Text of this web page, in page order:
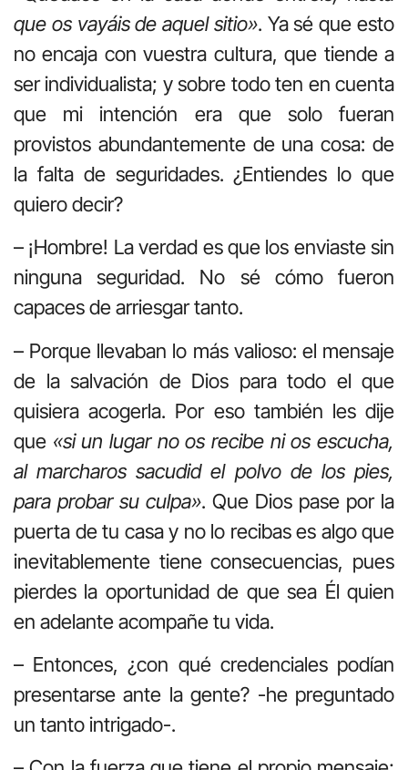
que os vayáis de aquel sitio». Ya sé que esto
no encaja con vuestra cultura, que tiende a
ser individualista; y sobre todo ten en cuenta
que mi intención era que solo fueran
provistos abundantemente de una cosa: de
la falta de seguridades. ¿Entiendes lo que
quiero decir?
– ¡Hombre! La verdad es que los enviaste sin
ninguna seguridad. No sé cómo fueron
capaces de arriesgar tanto.
– Porque llevaban lo más valioso: el mensaje
de la salvación de Dios para todo el que
quisiera acogerla. Por eso también les dije
que «si un lugar no os recibe ni os escucha,
al marcharos sacudid el polvo de los pies,
para probar su culpa». Que Dios pase por la
puerta de tu casa y no lo recibas es algo que
inevitablemente tiene consecuencias, pues
pierdes la oportunidad de que sea Él quien
en adelante acompañe tu vida.
– Entonces, ¿con qué credenciales podían
presentarse ante la gente? -he preguntado
un tanto intrigado-.